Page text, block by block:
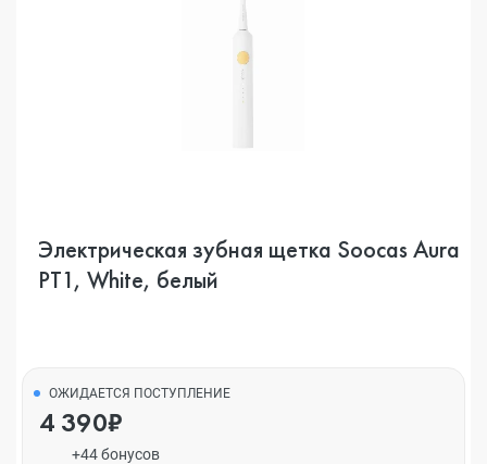
Электрическая зубная щетка Soocas Aura
РТ1, White, белый
ОЖИДАЕТСЯ ПОСТУПЛЕНИЕ
4 390₽
+44 бонусов